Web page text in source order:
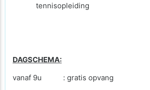
tennisopleiding
DAGSCHEMA:
vanaf 9u : gratis opvang